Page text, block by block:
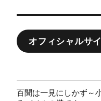
オフィシャルサ
百聞は一見にしかず～